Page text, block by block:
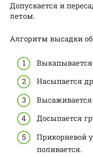
Допускается и
летом.
Алгоритм высадки
Насыпается
Досыпается
Прикорневой
поливается.